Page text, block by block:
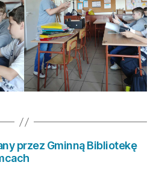
przez Gminną Bibliotekę